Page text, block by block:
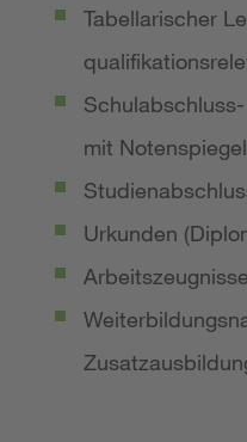
Tabellarischer
mit Notenspiegel
Urkunden